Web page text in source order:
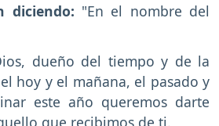
diciendo: "En el nombre del
dueño del tiempo y de la
hoy y el mañana, el pasado y
este año queremos darte